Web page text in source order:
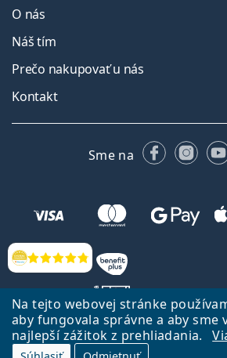
Na tejto webovej stránke
aby fungovala správne a aby sme
najlepší zážitok z prehliadania.
Hodnotenia
O nás
Náš tím
Prečo nakupovať u nás
Kontakt
Sme na
Späť na Úvodnu stránku